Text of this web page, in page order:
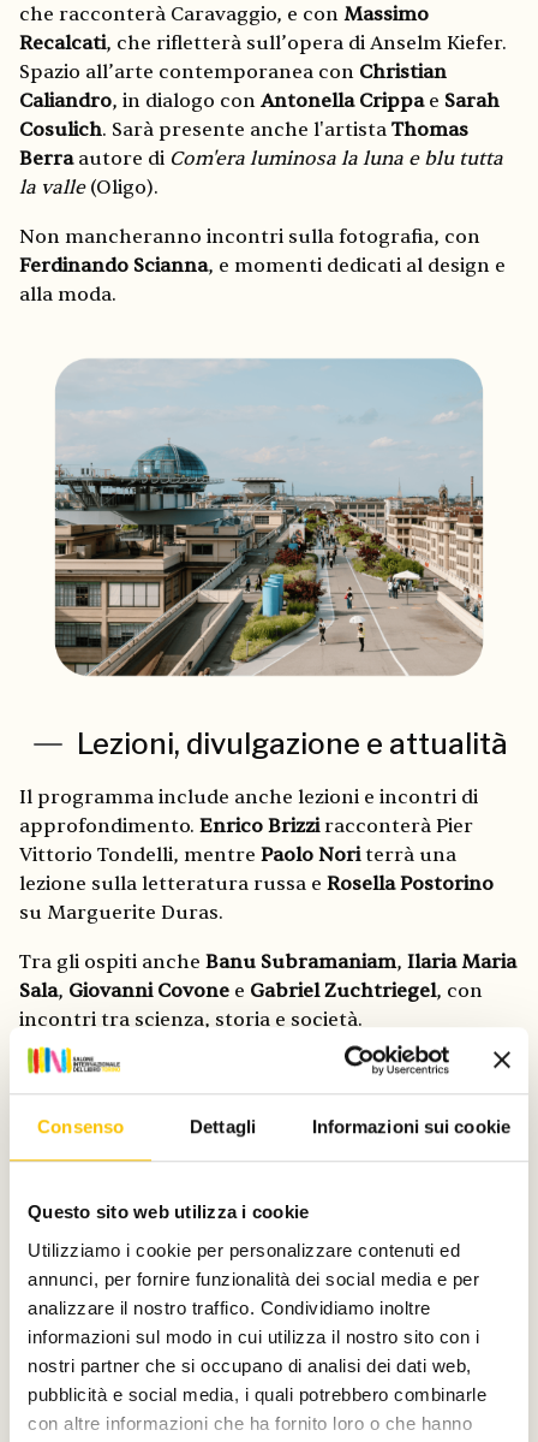
Consenso Dettagli Informazioni sui cookie
Questo sito web utilizza i cookie
Utilizziamo i cookie per personalizzare contenuti ed
annunci, per fornire funzionalità dei social media e per
analizzare il nostro traffico. Condividiamo inoltre
informazioni sul modo in cui utilizza il nostro sito con i
nostri partner che si occupano di analisi dei dati web,
pubblicità e social media, i quali potrebbero combinarle
con altre informazioni che ha fornito loro o che hanno
che racconterà Caravaggio, e con Massimo
Recalcati, che rifletterà sull’opera di Anselm Kiefer.
Spazio all’arte contemporanea con Christian
Caliandro, in dialogo con Antonella Crippae Sarah
Cosulich. Sarà presente anche l'artista Thomas
Berraautore di Com'era luminosa la luna e blu tutta
la valle(Oligo).
Non mancheranno incontri sulla fotografia, con
Ferdinando Scianna, e momenti dedicati al design e
alla moda.
Lezioni, divulgazione e attualità
Il programma include anche lezioni e incontri di
approfondimento. Enrico Brizziracconterà Pier
Vittorio Tondelli, mentre Paolo Noriterrà una
lezione sulla letteratura russa e Rosella Postorino
su Marguerite Duras.
Tra gli ospiti anche Banu Subramaniam, Ilaria Maria
Sala, Giovanni Covone e Gabriel Zuchtriegel, con
incontri tra scienza, storia e società.
Spazio anche ai temi contemporanei, come identità,
neuroscienze e femminismo, conRaffaella Rumiati,
Jennifer Guerra
Giovanna Potenza,Maria Luisa
Frisa,Domitilla DardieChiara Alessi.
Reading, poesia e spiritualità
La Pista 500 sarà anche un luogo dedicato alla
lettura e alla riflessione.Guido Catalanopresenterà
le sue poesie, mentreIaia Forte leggerà i testi di
Patrizia Cavalli.
Tra gli ospiti ancheArianna Porcelli Safonove
incontri dedicati alla spiritualità e al benessere con